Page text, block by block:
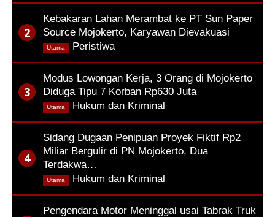
Kebakaran Lahan Merambat ke PT Sun Paper
Source Mojokerto, Karyawan Dievakuasi
Peristiwa
Utama
Modus Lowongan Kerja, 3 Orang di Mojokerto
Diduga Tipu 7 Korban Rp630 Juta
Hukum dan Kriminal
Utama
Sidang Dugaan Penipuan Proyek Fiktif Rp2
Miliar Bergulir di PN Mojokerto, Dua
Terdakwa…
Hukum dan Kriminal
Utama
Pengendara Motor Meninggal usai Tabrak Truk